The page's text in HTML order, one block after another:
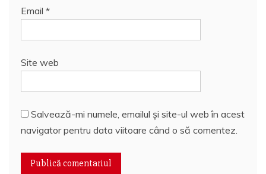
Email *
Site web
Salvează-mi numele, emailul și site-ul web în acest
navigator pentru data viitoare când o să comentez.